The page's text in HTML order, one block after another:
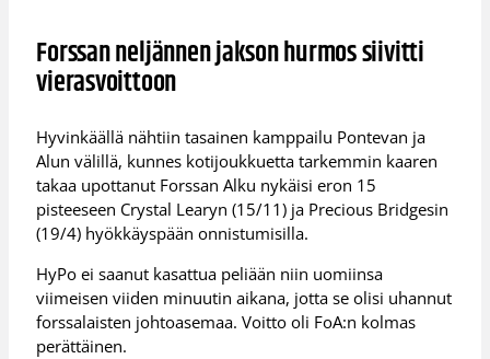
Forssan neljännen jakson hurmos siivitti
vierasvoittoon
Hyvinkäällä nähtiin tasainen kamppailu Pontevan ja
Alun välillä, kunnes kotijoukkuetta tarkemmin kaaren
takaa upottanut Forssan Alku nykäisi eron 15
pisteeseen Crystal Learyn (15/11) ja Precious Bridgesin
(19/4) hyökkäyspään onnistumisilla.
HyPo ei saanut kasattua peliään niin uomiinsa
viimeisen viiden minuutin aikana, jotta se olisi uhannut
forssalaisten johtoasemaa. Voitto oli FoA:n kolmas
perättäinen.